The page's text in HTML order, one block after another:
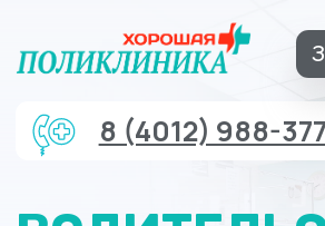
Задать вопрос
ВОДИТЕЛЬСКАЯ
МЕДКОМИССИЯ